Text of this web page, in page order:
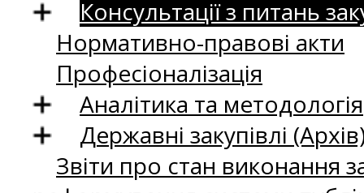
Консультації з питань
Нормативно-правові акти
Професіоналізація
Аналітика та методологія
Державні закупівлі
Звіти про стан виконання